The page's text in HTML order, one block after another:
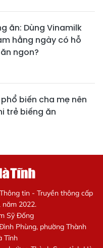
ăn: Dùng Vinamilk
hằng ngày có hỗ
ngon?
biến cha mẹ nên
trẻ biếng ăn
tin - Truyền thông cấp
2022.
Sỹ Đống
Phùng, phường Thành
Tĩnh